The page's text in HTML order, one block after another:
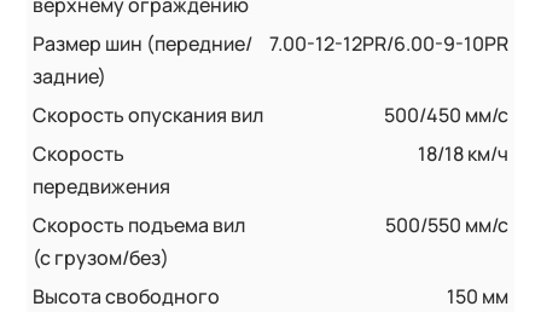
Размер шин (передние/
задние)
7.00-12-12PR/6.00-9-10PR
Скорость опускания вил
500/450 мм/с
Скорость
передвижения
18/18 км/ч
Скорость подъема вил
(с грузом/без)
500/550 мм/с
Высота свободного
150 мм